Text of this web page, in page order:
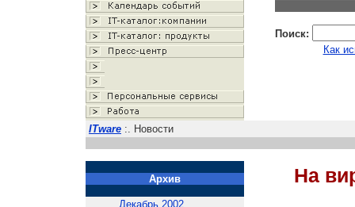
Поиск:
Как
ITware :. Новости
Архив
Декабрь 2002
На